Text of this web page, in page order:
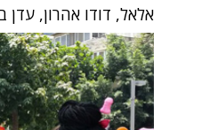
אלאל, דודו אהרון, עדן